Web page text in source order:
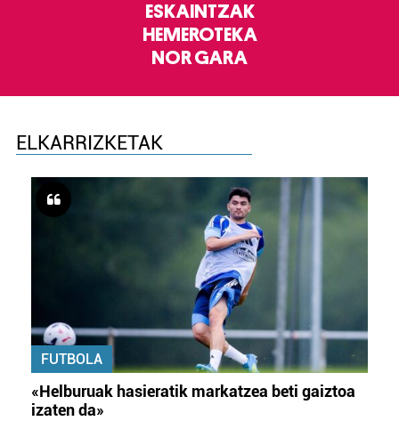
ESKAINTZAK
HEMEROTEKA
NOR GARA
ELKARRIZKETAK
FUTBOLA
«Helburuak hasieratik markatzea beti gaiztoa
izaten da»